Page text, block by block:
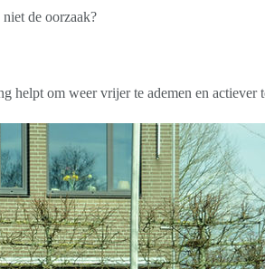
de oorzaak?
helpt om weer vrijer te ademen en actiever